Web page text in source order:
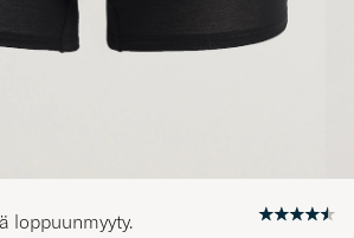
loppuunmyyty.